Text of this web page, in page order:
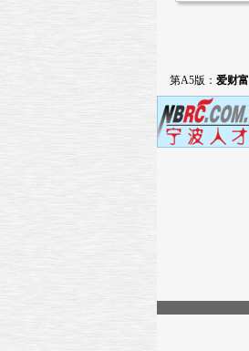
第A5版： 爱财富